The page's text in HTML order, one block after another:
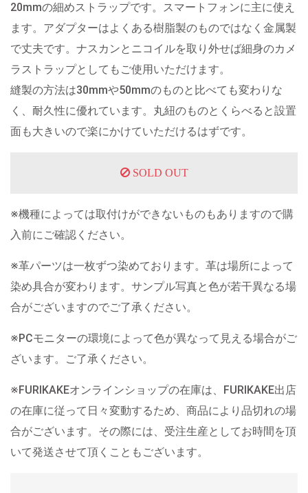
20mmの細めストラップです。スマートフォンに主に使え
ます。アダプターはよくある樹脂製のものではなく金属製
で丈夫です。ナスカンとニコイルを取り外せば細身のカメ
ラストラップとしてもご使用いただけます。
縫製の方法は30mmや50mmのものと比べても変わりな
く、耐久性に優れています。丸紐のものとくらべると設置
面も大きいので楽にかけていただけるはずです。
SOLD OUT
※機種によっては取付けができないものもありますので購
入前にご確認ください。
※革パーツは一枚ずつ染めております。革は場所によって
染め具合が変わります。サンプル写真と色が若干異なる場
合がございますのでご了承ください。
※PCモニターの環境によって色が異なって見える場合がご
ざいます。ご了承ください。
※FURIKAKEオンラインショップの在庫は、FURIKAKE出店
の在庫に従って日々変動するため、商品により品切れの場
合がございます。その際には、受注生産としてお時間を頂
いて発送させて頂くこともございます。